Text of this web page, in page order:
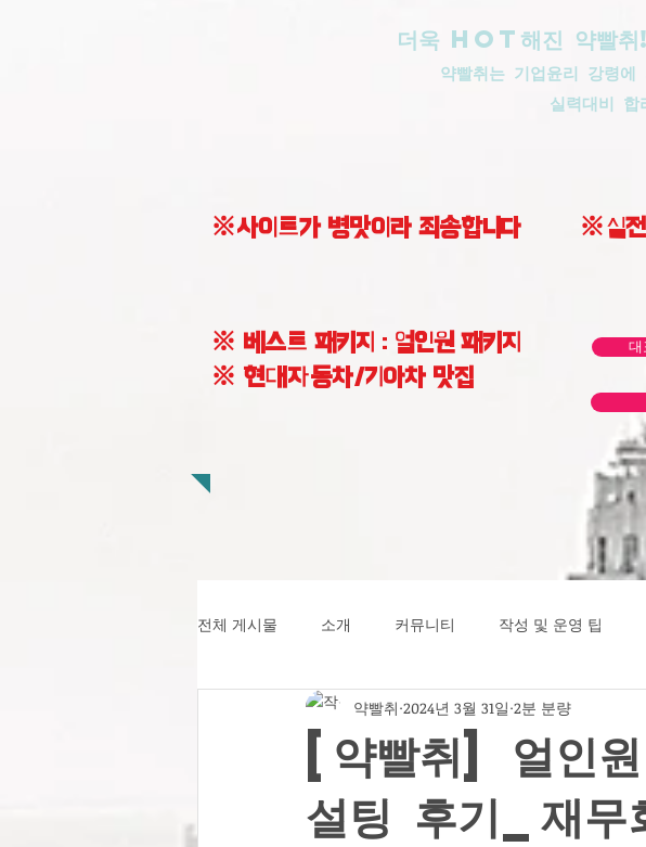
더욱 HOT해진 약빨
약빨취는 기업윤리 강령
실력대비
※사이트가 병맛이라 죄송합니다 ※실전
※ 베스트 패키지 : 얼인원 패키지
※ 현대자동차/기아차 맛집
대
전체 게시물 소개 커뮤니티 작성 및 운영 팁
[약빨취] 얼인
설팅 후기_재무
약빨취 2024년 3월 31일 2분 분량